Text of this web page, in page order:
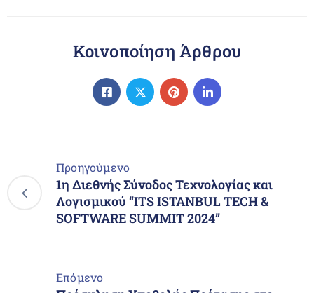
Κοινοποίηση Άρθρου
Προηγούμενο
1η Διεθνής Σύνοδος Τεχνολογίας και
Λογισμικού “ITS ISTANBUL TECH &
SOFTWARE SUMMIT 2024”
Επόμενο